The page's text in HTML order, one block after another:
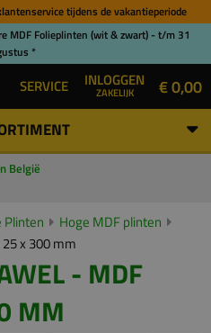
tijdens de vakantieperiode
MDF Folieplinten (wit & zwart) - t/m 31
*
SERVICE INLOGGEN
ZAKELIJK € 0,00
België
Plinten
Hoge MDF plinten
x 300 mm
- MDF
MM